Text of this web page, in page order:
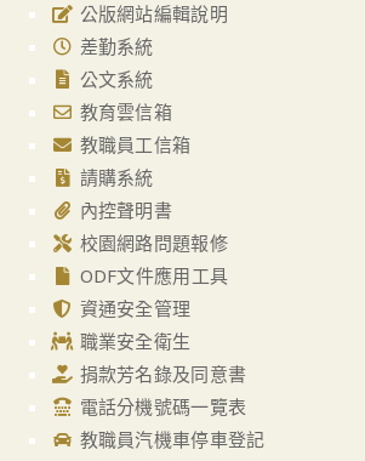
公版網站編輯說明
差勤系統
公文系統
教育雲信箱
教職員工信箱
請購系統
內控聲明書
校園網路問題報修
ODF文件應用工具
資通安全管理
職業安全衛生
捐款芳名錄及同意書
電話分機號碼一覽表
教職員汽機車停車登記